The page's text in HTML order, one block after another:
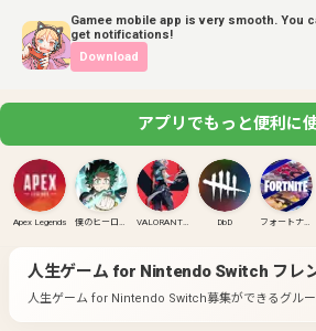
Gamee mobile app is very smooth. You
get notifications!
Download
アプリでもっと便利に
Apex Legends 僕のヒーローアカデミア ULTRA RUMBLE VALORANT(PC) DbD フォートナイト
人生ゲーム for Nintendo Switch フレ
人生ゲーム for Nintendo Switch募集ができるグルー